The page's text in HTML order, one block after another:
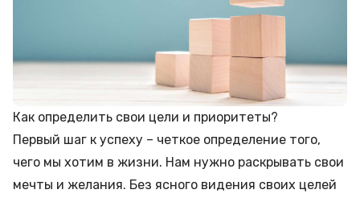
Как определить свои цели и приоритеты?
Первый шаг к успеху – четкое определение того,
чего мы хотим в жизни. Нам нужно раскрывать свои
мечты и желания. Без ясного видения своих целей